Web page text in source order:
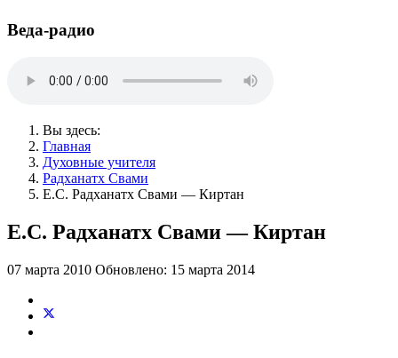
Веда-радио
Вы здесь:
Главная
Духовные учителя
Радханатх Свами
Е.С. Радханатх Свами — Киртан
Е.С. Радханатх Свами — Киртан
07 марта 2010 Обновлено: 15 марта 2014